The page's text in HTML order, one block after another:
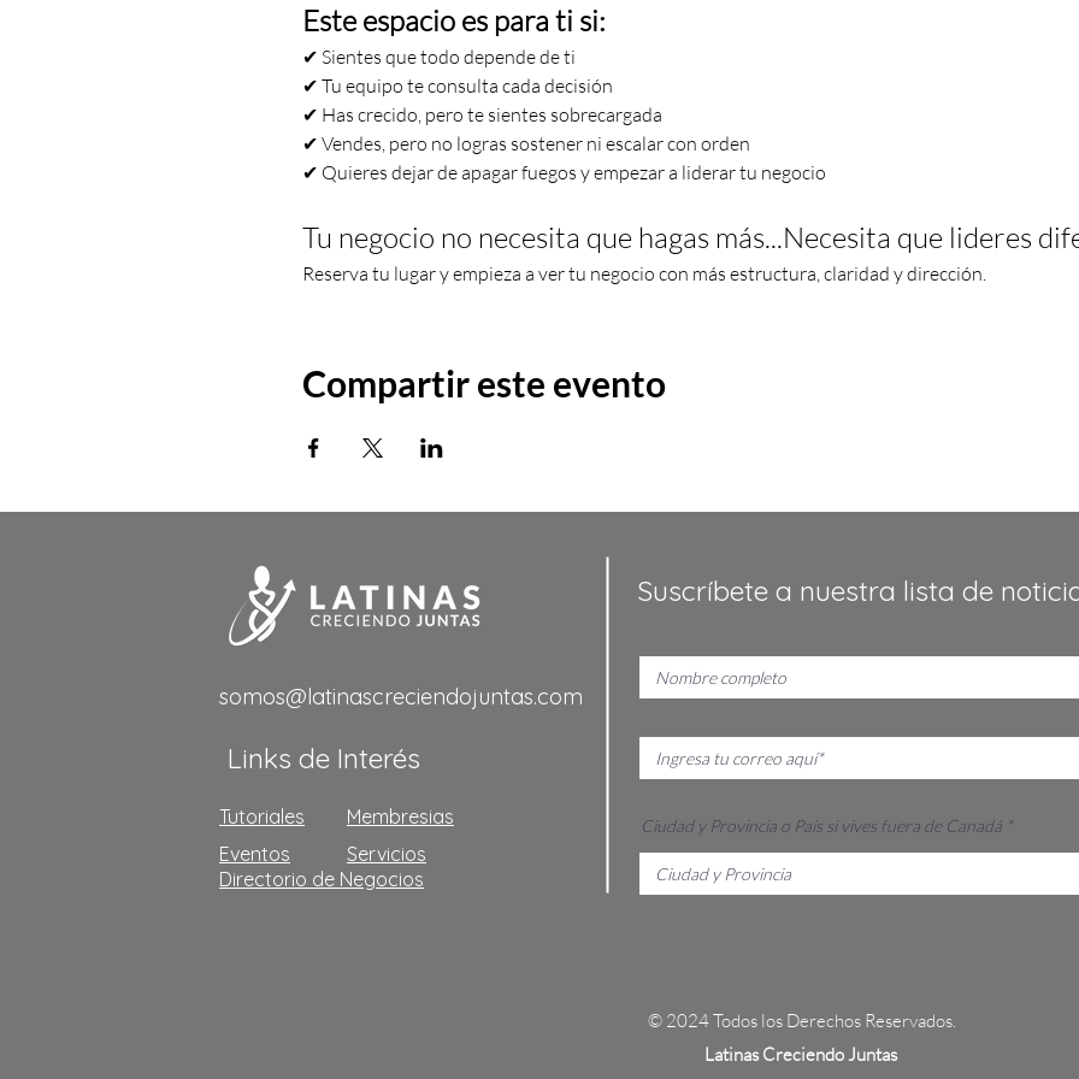
Este espacio es para ti si:
✔ Sientes que todo depende de ti
✔ Tu equipo te consulta cada decisión
✔ Has crecido, pero te sientes sobrecargada
✔ Vendes, pero no logras sostener ni escalar con orden
✔ Quieres dejar de apagar fuegos y empezar a liderar tu negocio
Tu negocio no necesita que hagas más...Necesita que lideres
Reserva tu lugar y empieza a ver tu negocio con más estructura, claridad y dirección.
Compartir este evento
somos@latinascreciendojuntas.com
Suscríbete a nuestra lista de
Ciudad y Provincia o País si vives fuera de Canadá
Links de Interés
Tutoriales
Membresias
Eventos
Servicios
© 2024 Todos los Derechos Reservados.
Latinas Creciendo Juntas
Directorio de Negocios